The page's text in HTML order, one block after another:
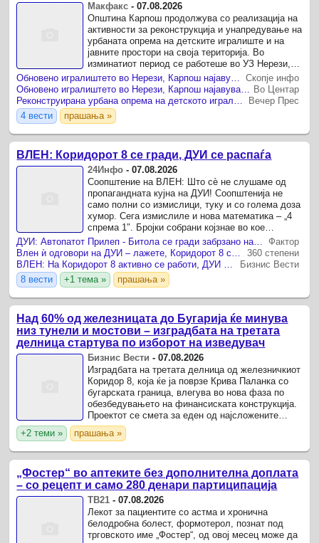
Макфакс -07.08.2026
Општина Карпош продолжува со реализација на
активности за реконструкција и унапредување на
урбаната опрема на детските игралиште и на
јавните простори на своја територија. Во
изминатиот период се работеше во УЗ Нерези,
каде што е целосно обновена урбаната опрема
на детското ...
Обновено игралиштето во Нерези, Карпош најавува нови инвестиции во урбаната опрема
Скопје инфо
Обновено игралиштето во Нерези, Карпош најавува нови инвестиции во урбаната опрема Во Центар
Реконструирана урбана опрема на детското игралиште во Нерези
Вечер Прес
4 вести
прашања »
ВЛЕН: Коридорот 8 се гради, ДУИ се распаѓа
24Инфо -07.08.2026
Соопштение на ВЛЕН: Што сѐ не слушаме од
пропагандната кујна на ДУИ! Соопштенија не
само полни со измислици, туку и со голема доза
хумор. Сега измислиле и нова математика – „4
спрема 1″. Бројки собрани којзнае во кое
партиско кафуле.
ДУИ: Автопатот Прилеп - Битола се гради забрзано на сметка на Коридор 8 заради изборите
Фактор
Влен ѝ одговори на ДУИ – лажете, Коридорот 8 се гради
360 степени
ВЛЕН: На Коридорот 8 активно се работи, ДУИ се распаѓа
Бизнис Вести
8 вести
+1 тема » прашања »
Над 60% од железницата до Бугарија ќе минува
низ тунели и мостови – изградбата на третата
делница стартува по изборот на изведувач
Бизнис Вести -07.08.2026
Изградбата на третата делница од железничкиот
Коридор 8, која ќе ја поврзе Крива Паланка со
бугарската граница, влегува во нова фаза по
обезбедувањето на финансиската конструкција.
Проектот се смета за еден од најсложените
инфраструктурни зафати во Македонија, бидејќи
повеќе од ...
+2 теми » прашања »
„Фостер“ во аптеките без дополнителна доплата
– со рецепт и само 280 денари партиципација
ТВ21 -07.08.2026
Лекот за пациентите со астма и хронична
белодробна болест, формотерол, познат под
трговското име „Фостер“, од овој месец може да